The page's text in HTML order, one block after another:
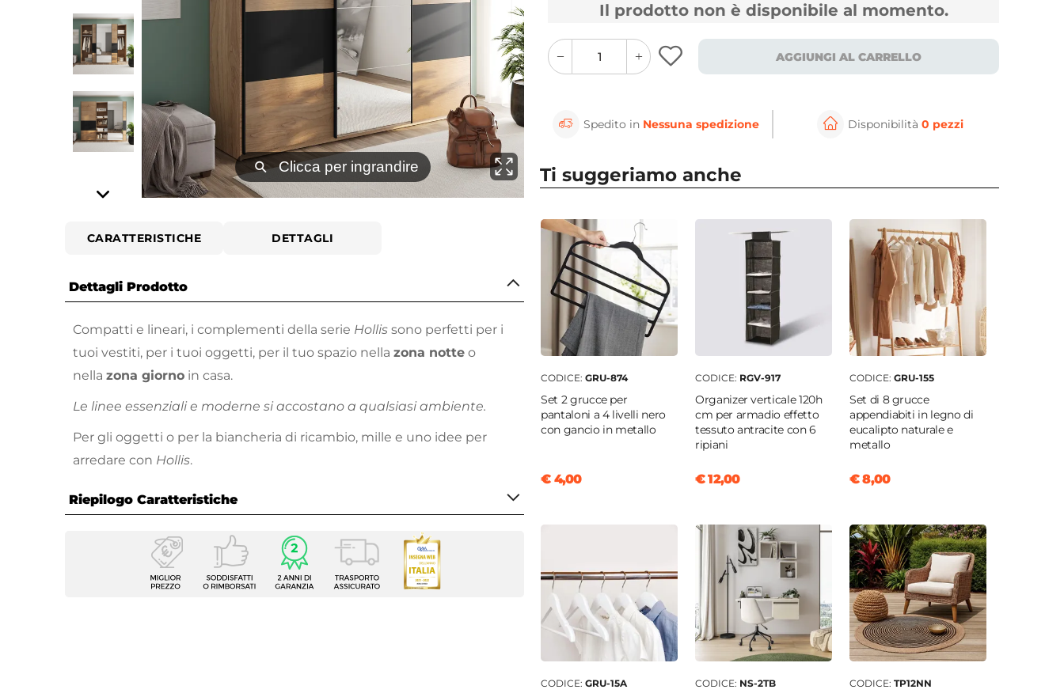
⚲ Clicca per ingrandire ⚲ Clicca per ingrandire
CARATTERISTICHE DETTAGLI
Dettagli Prodotto
Compatti e lineari, i complementi della serie Hollis sono perfetti per i
tuoi vestiti, per i tuoi oggetti, per il tuo spazio nella zona notte o
nella zona giorno in casa.
Le linee essenziali e moderne si accostano a qualsiasi ambiente.
Per gli oggetti o per la biancheria di ricambio, mille e uno idee per
arredare con Hollis.
Riepilogo Caratteristiche
Caratteristiche
Armadio anta scorrevole
Hollis
Il prodotto non è disponibile al momento.
quantity
button
quantity
minus
button
AGGIUNGI AL CARRELLO
Spedito in Nessuna spedizione Disponibilità 0 pezzi
Ti suggeriamo anche
CODICE: GRU-874
Set 2 grucce per
pantaloni a 4 livelli nero
con gancio in metallo
€ 4,00
CODICE: RGV-917
Organizer verticale 120h
cm per armadio effetto
tessuto antracite con 6
ripiani
€ 12,00
CODICE: GRU-155
Set di 8 grucce
appendiabiti in legno di
eucalipto naturale e
metallo
€ 8,00
CODICE: GRU-15A CODICE: NS-2TB CODICE: TP12NN